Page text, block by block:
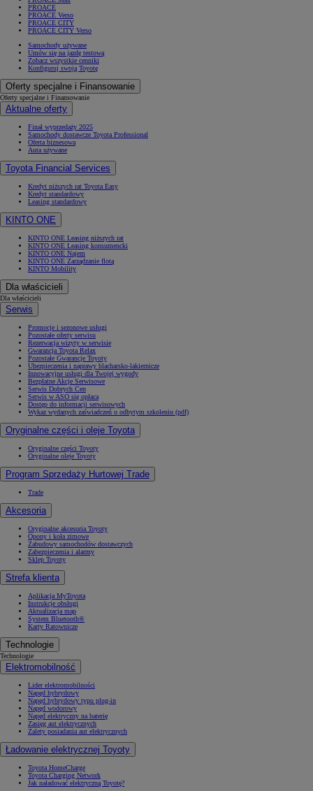
PROACE
PROACE Verso
PROACE CITY
PROACE CITY Verso
Samochody używane
Umów się na jazdę testową
Zobacz wszystkie cenniki
Konfiguruj swoją Toyotę
Oferty specjalne i Finansowanie
Oferty specjalne i Finansowanie
Aktualne oferty
Finał wyprzedaży 2025
Samochody dostawcze Toyota Professional
Oferta biznesowa
Auta używane
Toyota Financial Services
Kredyt niższych rat Toyota Easy
Kredyt standardowy
Leasing standardowy
KINTO ONE
KINTO ONE Leasing niższych rat
KINTO ONE Leasing konsumencki
KINTO ONE Najem
KINTO ONE Zarządzanie flotą
KINTO Mobility
Dla właścicieli
Dla właścicieli
Serwis
Promocje i sezonowe usługi
Pozostałe oferty serwisu
Rezerwacja wizyty w serwisie
Gwarancja Toyota Relax
Pozostałe Gwarancje Toyoty
Ubezpieczenia i naprawy blacharsko-lakiernicze
Innowacyjne usługi dla Twojej wygody
Bezpłatne Akcje Serwisowe
Serwis Dobrych Cen
Serwis w ASO się opłaca
Dostęp do informacji serwisowych
Wykaz wydanych zaświadczeń o odbytym szkoleniu (pdf)
Oryginalne części i oleje Toyota
Oryginalne części Toyoty
Oryginalne oleje Toyoty
Program Sprzedaży Hurtowej Trade
Trade
Akcesoria
Oryginalne akcesoria Toyoty
Opony i koła zimowe
Zabudowy samochodów dostawczych
Zabezpieczenia i alarmy
Sklep Toyoty
Strefa klienta
Aplikacja MyToyota
Instrukcje obsługi
Aktualizacja map
System Bluetooth®
Karty Ratownicze
Technologie
Technologie
Elektromobilność
Lider elektromobilności
Napęd hybrydowy
Napęd hybrydowy typu plug-in
Napęd wodorowy
Napęd elektryczny na baterię
Zasięg aut elektrycznych
Zalety posiadania aut elektrycznych
Ładowanie elektrycznej Toyoty
Toyota HomeCharge
Toyota Charging Network
Jak naładować elektryczną Toyotę?